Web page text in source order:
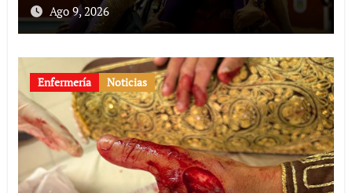
billetes»
Ago 9, 2026
Enfermería Noticias